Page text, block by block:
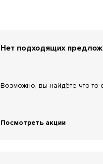
Нет подходящих
Возможно, вы найдёте что-то
Посмотреть акции